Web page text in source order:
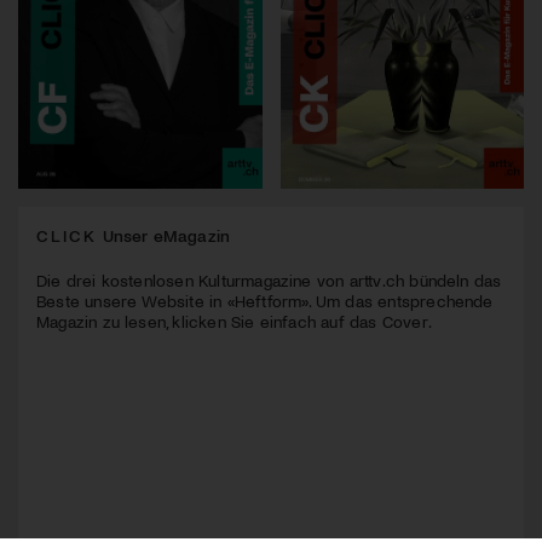
CLICK Unser eMagazin
Die drei kostenlosen Kulturmagazine von arttv.ch bündeln das
Beste unsere Website in «Heftform». Um das entsprechende
Magazin zu lesen, klicken Sie einfach auf das Cover.